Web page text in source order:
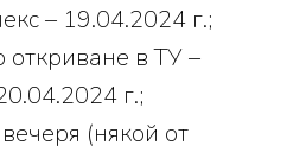
– 19.04.2024 г.;
откриване в ТУ –
г.;
(някой от